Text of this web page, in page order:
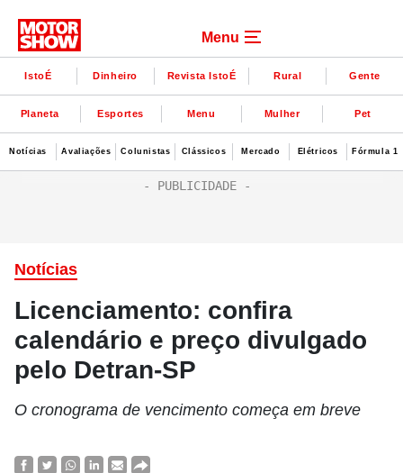
Menu
IstoÉ Dinheiro Revista IstoÉ Rural Gente
Planeta Esportes Menu Mulher Pet
Notícias Avaliações Colunistas Clássicos Mercado Elétricos Fórmula 1
Notícias
Licenciamento: confira
calendário e preço divulgado
pelo Detran-SP
O cronograma de vencimento começa em breve